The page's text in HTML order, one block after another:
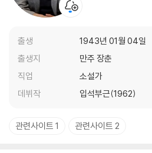
출생
1943년 01월 04일
출생지
만주 장춘
직업
소설가
데뷔작
입석부근(1962)
관련사이트 1 관련사이트 2